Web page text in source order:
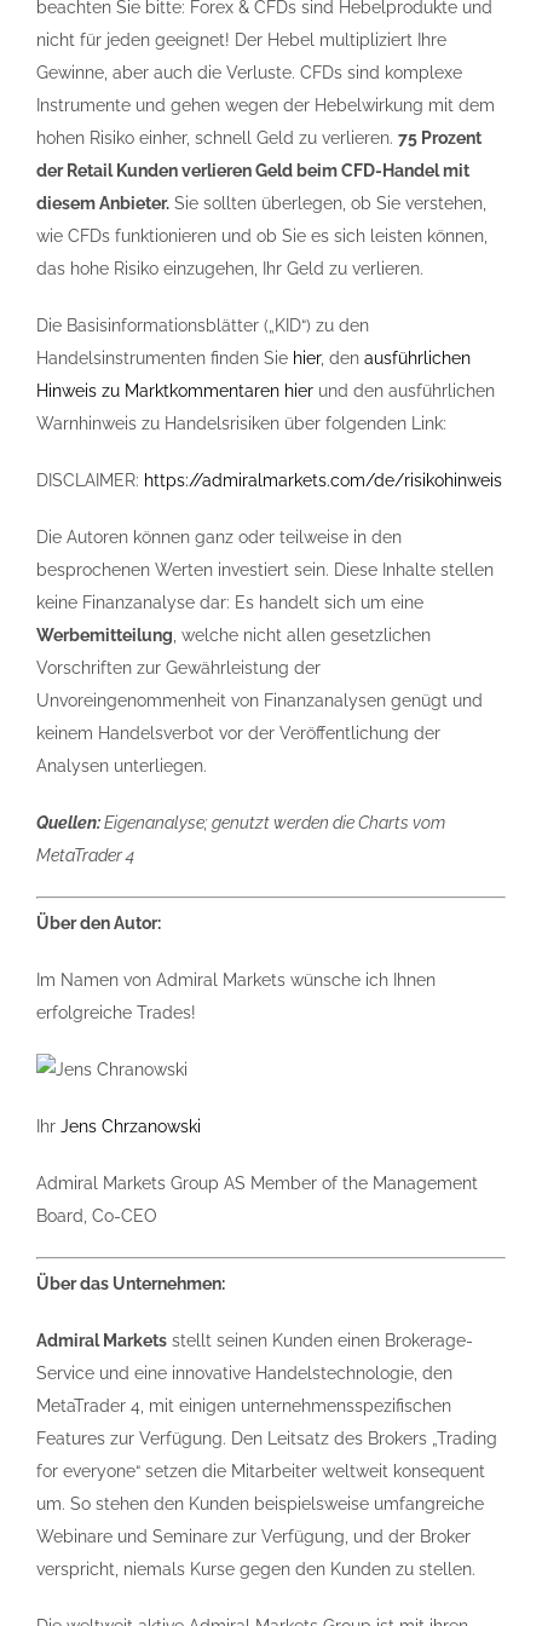
beachten Sie bitte: Forex & CFDs sind Hebelprodukte und
nicht für jeden geeignet! Der Hebel multipliziert Ihre
Gewinne, aber auch die Verluste. CFDs sind komplexe
Instrumente und gehen wegen der Hebelwirkung mit dem
hohen Risiko einher, schnell Geld zu verlieren. 75 Prozent
der Retail Kunden verlieren Geld beim CFD-Handel mit
diesem Anbieter. Sie sollten überlegen, ob Sie verstehen,
wie CFDs funktionieren und ob Sie es sich leisten können,
das hohe Risiko einzugehen, Ihr Geld zu verlieren.
Die Basisinformationsblätter („KID“) zu den
Handelsinstrumenten finden Sie hier, den ausführlichen
Hinweis zu Marktkommentaren hier und den ausführlichen
Warnhinweis zu Handelsrisiken über folgenden Link:
DISCLAIMER: https://admiralmarkets.com/de/risikohinweis
Die Autoren können ganz oder teilweise in den
besprochenen Werten investiert sein. Diese Inhalte stellen
keine Finanzanalyse dar: Es handelt sich um eine
Werbemitteilung , welche nicht allen gesetzlichen
Vorschriften zur Gewährleistung der
Unvoreingenommenheit von Finanzanalysen genügt und
keinem Handelsverbot vor der Veröffentlichung der
Analysen unterliegen.
Quellen:Eigenanalyse; genutzt werden die Charts vom
MetaTrader 4
Über den Autor:
Im Namen von Admiral Markets wünsche ich Ihnen
erfolgreiche Trades!
Ihr Jens Chrzanowski
Admiral Markets Group AS Member of the Management
Board, Co-CEO
Über das Unternehmen:
Admiral Markets stellt seinen Kunden einen Brokerage-
Service und eine innovative Handelstechnologie, den
MetaTrader 4, mit einigen unternehmensspezifischen
Features zur Verfügung. Den Leitsatz des Brokers „Trading
for everyone“ setzen die Mitarbeiter weltweit konsequent
um. So stehen den Kunden beispielsweise umfangreiche
Webinare und Seminare zur Verfügung, und der Broker
verspricht, niemals Kurse gegen den Kunden zu stellen.